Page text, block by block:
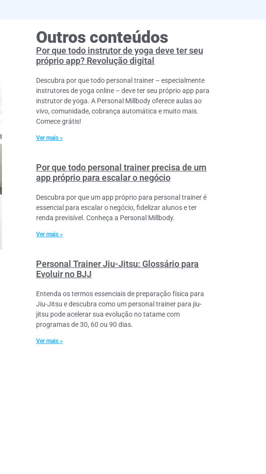
Outros conteúdos
Por que todo instrutor de yoga deve ter seu
próprio app? Revolução digital
Descubra por que todo personal trainer – especialmente
instrutores de yoga online – deve ter seu próprio app para
instrutor de yoga. A Personal Millbody oferece aulas ao
vivo, comunidade, cobrança automática e muito mais.
Comece grátis!
Ver mais »
Por que todo personal trainer precisa de um
app próprio para escalar o negócio
Descubra por que um app próprio para personal trainer é
essencial para escalar o negócio, fidelizar alunos e ter
renda previsível. Conheça a Personal Millbody.
Ver mais »
Personal Trainer Jiu-Jitsu: Glossário para
Evoluir no BJJ
Entenda os termos essenciais de preparação física para
Jiu-Jitsu e descubra como um personal trainer para jiu-
jitsu pode acelerar sua evolução no tatame com
programas de 30, 60 ou 90 dias.
Ver mais »